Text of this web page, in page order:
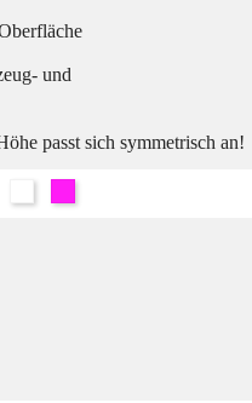
und
passt sich symmetrisch an!